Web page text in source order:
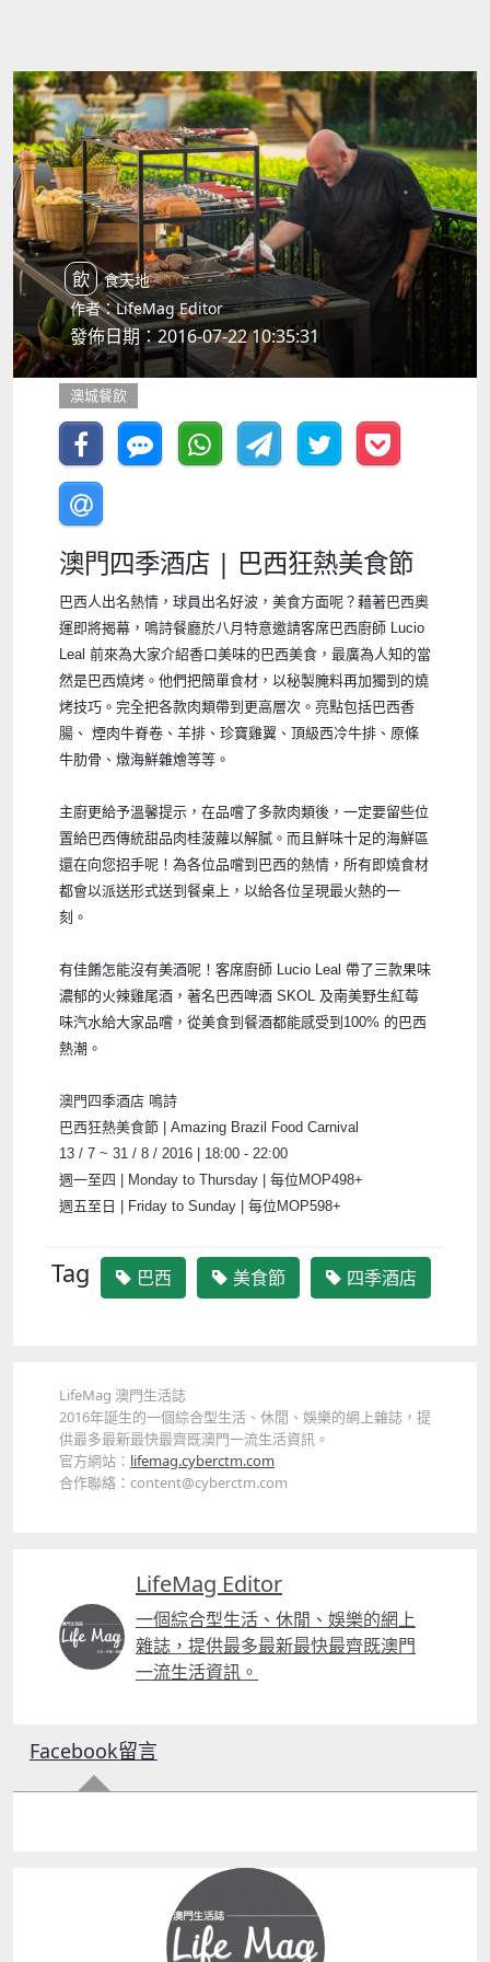
飲食天地
作者：LifeMag Editor
發佈日期：2016-07-22 10:35:31
澳城餐飲
澳門四季酒店 | 巴西狂熱美食節
巴西人出名熱情，球員出名好波，美食方面呢？藉著巴西奧
運即將揭幕，鳴詩餐廳於八月特意邀請客席巴西廚師 Lucio
Leal 前來為大家介紹香口美味的巴西美食，最廣為人知的當
然是巴西燒烤。 他們把簡單食材，以秘製腌料再加獨到的燒
烤技巧。完全把各款肉類帶到更高層次。 亮點包括巴西香
腸、 煙肉牛脊卷、羊排、珍寶雞翼、頂級西冷牛排、原條
牛肋骨、燉海鮮雜燴等等。
主廚更給予溫馨提示，在品嚐了多款肉類後，一定要留些位
置給巴西傳統甜品肉桂菠蘿以解膩。而且鮮味十足的海鮮區
還在向您招手呢！ 為各位品嚐到巴西的熱情，所有即燒食材
都會以派送形式送到餐桌上，以給各位呈現最火熱的一
刻。
有佳餚怎能沒有美酒呢！客席廚師 Lucio Leal 帶了三款果味
濃郁的火辣雞尾酒，著名巴西啤酒 SKOL 及南美野生紅莓
味汽水給大家品嚐，從美食到餐酒都能感受到100% 的巴西
熱潮。
澳門四季酒店 鳴詩
巴西狂熱美食節 | Amazing Brazil Food Carnival
13 / 7 ~ 31 / 8 / 2016 | 18:00 - 22:00
週一至四 | Monday to Thursday | 每位MOP498+
週五至日 | Friday to Sunday | 每位MOP598+
Tag 巴西 美食節 四季酒店
LifeMag 澳門生活誌
2016年誕生的一個綜合型生活、休閒、娛樂的網上雜誌，提
供最多最新最快最齊既澳門一流生活資訊。
官方網站： lifemag.cyberctm.com
合作聯絡：content@cyberctm.com
LifeMag Editor
一個綜合型生活、休閒、娛樂的網上
雜誌，提供最多最新最快最齊既澳門
一流生活資訊。
Facebook留言